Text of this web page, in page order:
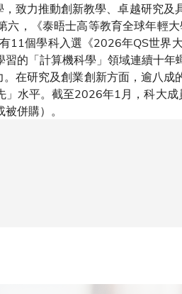
致力推動創新教學、卓越研究及
，《泰晤士高等教育全球年輕
個學科入選《2026年QS世界
的「計算機科學」領域連續十年
在研究及創業創新方面，逾八成
水平。截至2026年1月，科大
併購）。